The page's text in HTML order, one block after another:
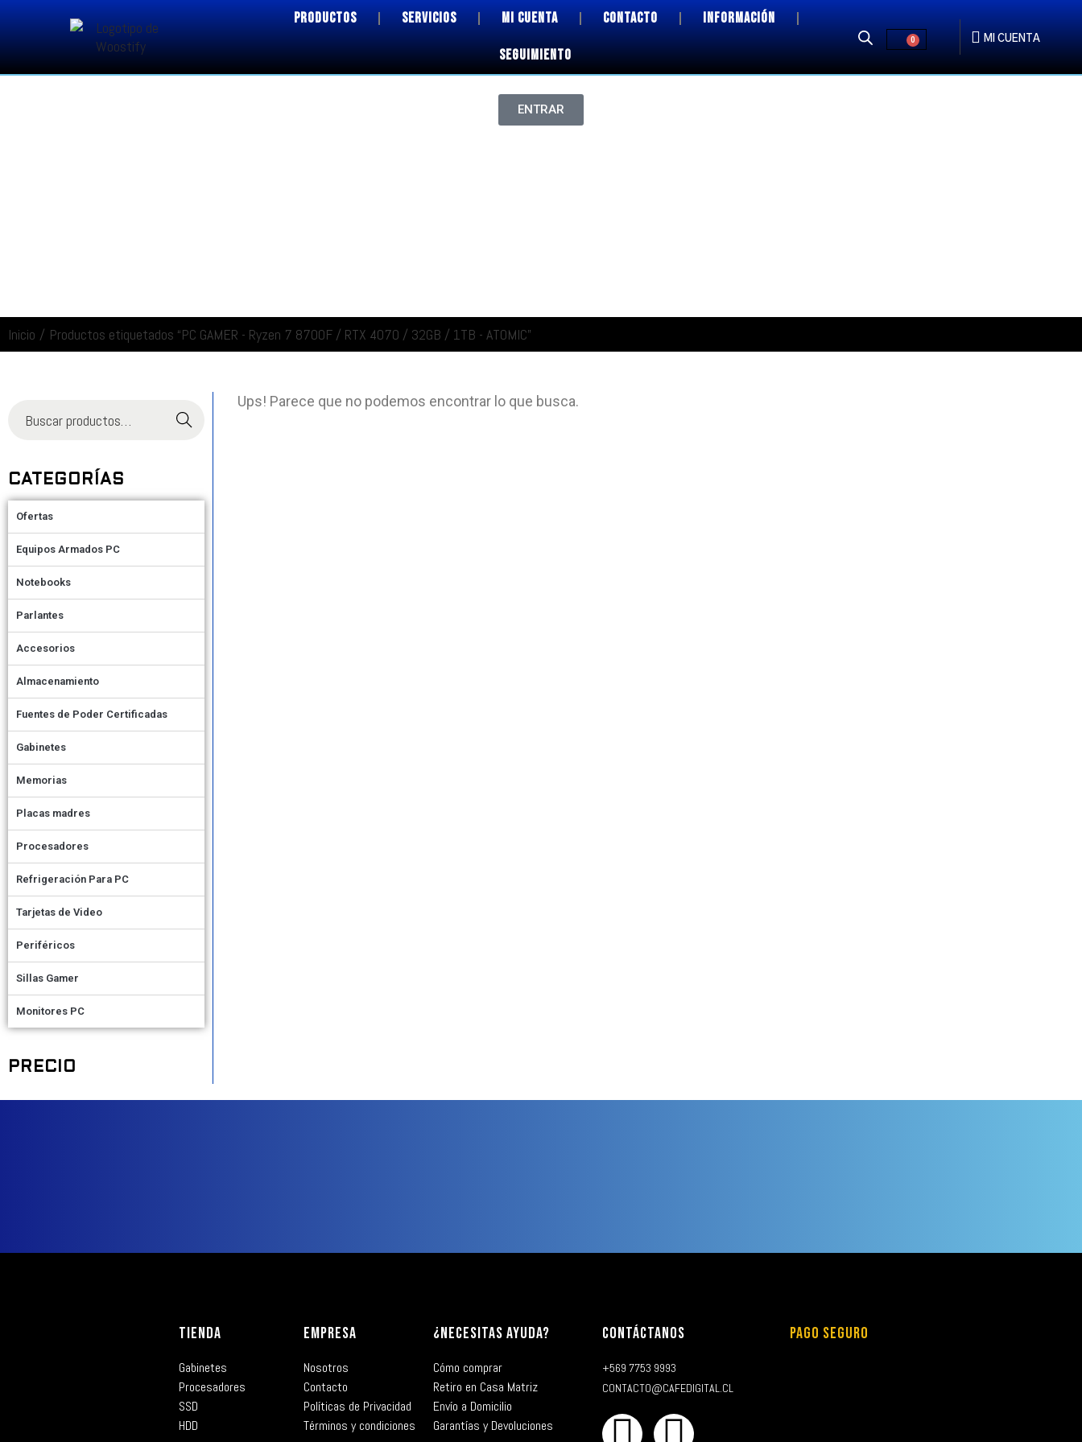
PRODUCTOS SERVICIOS MI CUENTA CONTACTO INFORMACIÓN
SEGUIMIENTO
0 MI CUENTA
ENTRAR
Inicio / Productos etiquetados “PC GAMER - Ryzen 7 8700F / RTX 4070 / 32GB / 1TB - ATOMIC”
Buscar
CATEGORÍAS
Ofertas
Equipos Armados PC
Notebooks
Parlantes
Accesorios
Almacenamiento
Fuentes de Poder Certificadas
Gabinetes
Memorias
Placas madres
Procesadores
Refrigeración Para PC
Tarjetas de Video
Periféricos
Sillas Gamer
Monitores PC
PRECIO
Ups! Parece que no podemos encontrar lo que busca.
TIENDA
Gabinetes
Procesadores
SSD
HDD
EMPRESA
Nosotros
Contacto
Políticas de Privacidad
Términos y condiciones
¿NECESITAS AYUDA?
Cómo comprar
Retiro en Casa Matriz
Envío a Domicilio
Garantías y Devoluciones
CONTÁCTANOS
+569 7753 9993
CONTACTO@CAFEDIGITAL.CL
PAGO SEGURO